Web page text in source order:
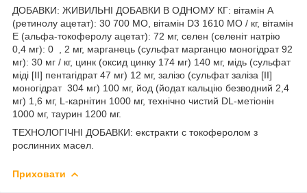
ДОБАВКИ: ЖИВИЛЬНІ ДОБАВКИ В ОДНОМУ КГ: вітамін A
(ретинолу ацетат): 30 700 МО, вітамін D3 1610 МО / кг, вітамін
Е (альфа-токоферолу ацетат): 72 мг, селен (селеніт натрію
0,4 мг): 0 , 2 мг, марганець (сульфат марганцю моногідрат 92
мг): 30 мг / кг, цинк (оксид цинку 174 мг) 140 мг, мідь (сульфат
міді [II] пентагідрат 47 мг) 12 мг, залізо (сульфат заліза [II]
моногідрат 304 мг) 100 мг, йод (йодат кальцію безводний 2,4
мг) 1,6 мг, L-карнітин 1000 мг, технічно чистий DL-метіонін
1000 мг, таурин 1200 мг.
ТЕХНОЛОГІЧНІ ДОБАВКИ: екстракти c токоферолом з
рослинних масел.
Приховати